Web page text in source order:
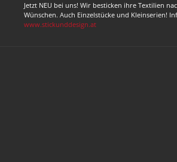
Jetzt NEU bei uns! Wir besticken ihre Textilien
Wünschen. Auch Einzelstücke und Kleinserien!
www.stickunddesign.at